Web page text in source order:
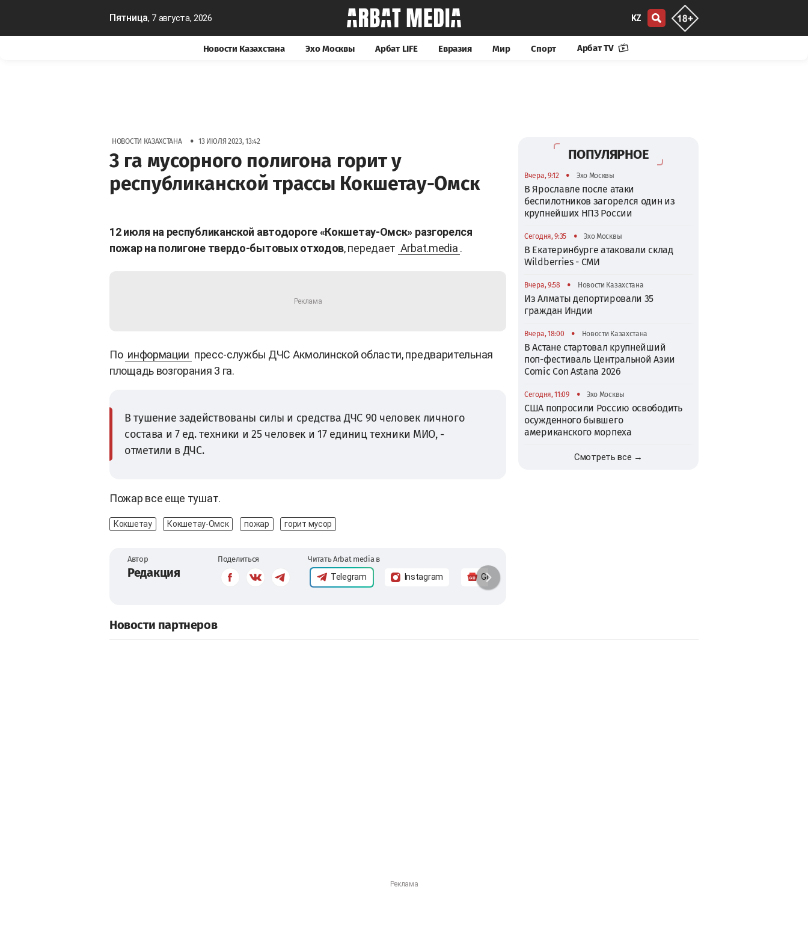
Пятница, 7 августа, 2026 KZ
Новости Казахстана Эхо Москвы Арбат LIFE Евразия Мир Спорт Арбат TV
НОВОСТИ КАЗАХСТАНА • 13 ИЮЛЯ 2023, 13:42
3 га мусорного полигона горит у
республиканской трассы Кокшетау-Омск
12 июля на республиканской автодороге «Кокшетау-Омск» разгорелся
пожар на полигоне твердо-бытовых отходов, передает Arbat.media .
По информации пресс-службы ДЧС Акмолинской области, предварительная
площадь возгорания 3 га.
В тушение задействованы силы и средства ДЧС 90 человек личного
состава и 7 ед. техники и 25 человек и 17 единиц техники МИО, -
отметили в ДЧС.
Пожар все еще тушат.
Кокшетау Кокшетау-Омск пожар горит мусор
Автор
Редакция
Поделиться Читать Arbat media в
Telegram Instagram Google News
ПОПУЛЯРНОЕ
Вчера, 9:12 • Эхо Москвы
В Ярославле после атаки
беспилотников загорелся один из
крупнейших НПЗ России
Сегодня, 9:35 • Эхо Москвы
В Екатеринбурге атаковали склад
Wildberries - СМИ
Вчера, 9:58 • Новости Казахстана
Из Алматы депортировали 35
граждан Индии
Вчера, 18:00 • Новости Казахстана
В Астане стартовал крупнейший
поп-фестиваль Центральной Азии
Comic Con Astana 2026
Сегодня, 11:09 • Эхо Москвы
США попросили Россию освободить
осужденного бывшего
американского морпеха
Смотреть все →
Новости партнеров